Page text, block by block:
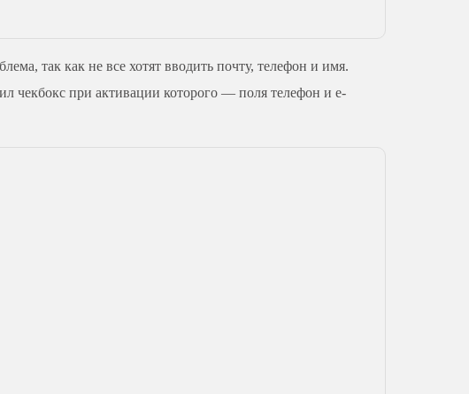
так как не все хотят вводить почту, телефон и имя.
чекбокс при активации которого — поля телефон и e-